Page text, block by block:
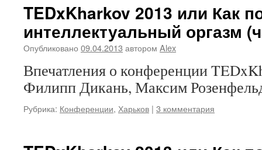
TEDxKharkov 2013 или Как
интеллектуальный оргазм
Опубликовано 09.04.2013 автором Alex
Впечатления о конференции
Филипп Дикань, Максим
Рубрика: Конференции, Харьков | 3 комментария